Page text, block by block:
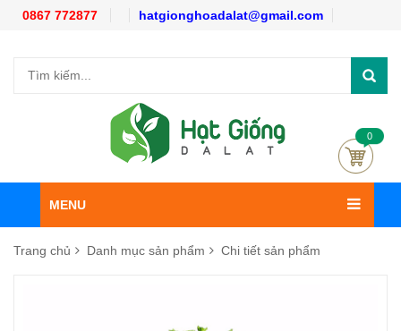
0867 772877 hatgionghoadalat@gmail.com
0
MENU
Trang chủ Danh mục sản phẩm Chi tiết sản phẩm